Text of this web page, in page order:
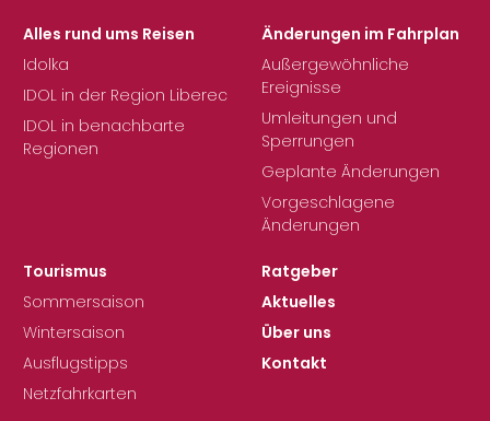
Alles rund ums Reisen
Idolka
IDOL in der Region Liberec
IDOL in benachbarte
Regionen
Änderungen im Fahrplan
Außergewöhnliche
Ereignisse
Umleitungen und
Sperrungen
Geplante Änderungen
Vorgeschlagene
Änderungen
Tourismus
Sommersaison
Wintersaison
Ausflugstipps
Netzfahrkarten
Ratgeber
Aktuelles
Über uns
Kontakt